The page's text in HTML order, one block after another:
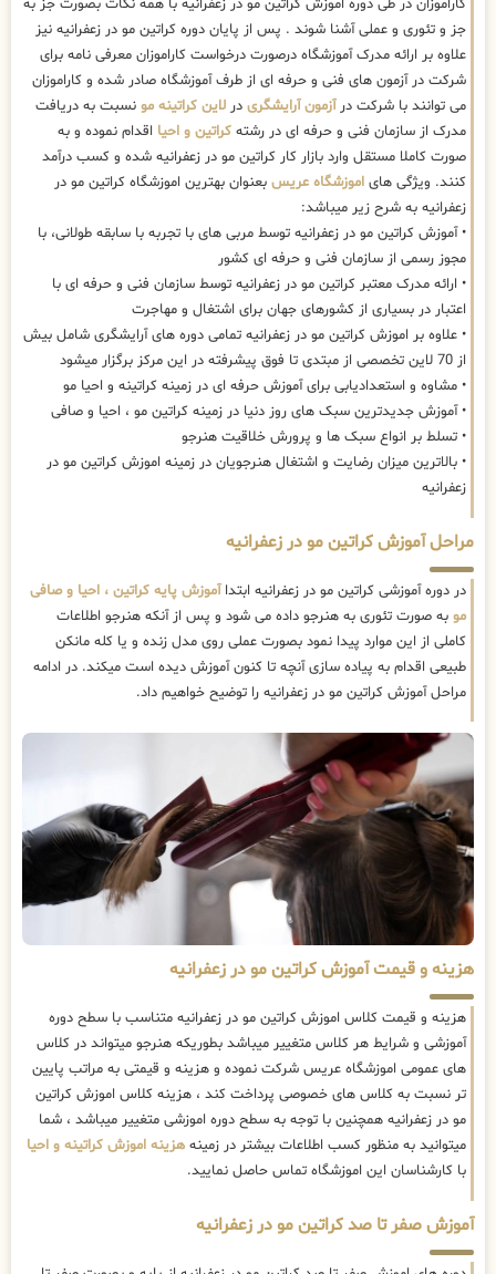
کاراموزان در طی دوره اموزش کراتین مو در زعفرانیه با همه نکات بصورت جز به
جز و تئوری و عملی آشنا شوند . پس از پایان دوره کراتین مو در زعفرانیه نیز
علاوه بر ارائه مدرک آموزشگاه درصورت درخواست کاراموزان معرفی نامه برای
شرکت در آزمون های فنی و حرفه ای از طرف آموزشگاه صادر شده و کاراموزان
می توانند با شرکت درآزمون آرایشگری در لاین کراتینه مو نسبت به دریافت
مدرک از سازمان فنی و حرفه ای در رشته کراتین و احیا اقدام نموده و به
صورت کاملا مستقل وارد بازار کار کراتین مو در زعفرانیه شده و کسب درآمد
کنند. ویژگی های اموزشگاه عریس بعنوان بهترین اموزشگاه کراتین مو در
زعفرانیه به شرح زیر میباشد:
• آموزش کراتین مو در زعفرانیه توسط مربی های با تجربه با سابقه طولانی، با
مجوز رسمی از سازمان فنی و حرفه ای کشور
• ارائه مدرک معتبر کراتین مو در زعفرانیه توسط سازمان فنی و حرفه ای با
اعتبار در بسیاری از کشورهای جهان برای اشتغال و مهاجرت
• علاوه بر اموزش کراتین مو در زعفرانیه تمامی دوره های آرایشگری شامل بیش
از 70 لاین تخصصی از مبتدی تا فوق پیشرفته در این مرکز برگزار میشود
• مشاوه و استعدادیابی برای آموزش حرفه ای در زمینه کراتینه و احیا مو
• آموزش جدیدترین سبک های روز دنیا در زمینه کراتین مو ، احیا و صافی
• تسلط بر انواع سبک ها و پرورش خلاقیت هنرجو
• بالاترین میزان رضایت و اشتغال هنرجویان در زمینه اموزش کراتین مو در
زعفرانیه
مراحل آموزش کراتین مو در زعفرانیه
در دوره آموزشی کراتین مو در زعفرانیه ابتداآموزش پایه کراتین ، احیا و صافی
مو به صورت تئوری به هنرجو داده می شود و پس از آنکه هنرجو اطلاعات
کاملی از این موارد پیدا نمود بصورت عملی روی مدل زنده و یا کله مانکن
طبیعی اقدام به پیاده سازی آنچه تا کنون آموزش دیده است میکند. در ادامه
مراحل آموزش کراتین مو در زعفرانیه را توضیح خواهیم داد.
هزینه و قیمت آموزش کراتین مو در زعفرانیه
هزینه و قیمت کلاس اموزش کراتین مو در زعفرانیه متناسب با سطح دوره
آموزشی و شرایط هر کلاس متغییر میباشد بطوریکه هنرجو میتواند در کلاس
های عمومی اموزشگاه عریس شرکت نموده و هزینه و قیمتی به مراتب پایین
تر نسبت به کلاس های خصوصی پرداخت کند ، هزینه کلاس اموزش کراتین
مو در زعفرانیه همچنین با توجه به سطح دوره اموزشی متغییر میباشد ، شما
میتوانید به منظور کسب اطلاعات بیشتر در زمینه هزینه اموزش کراتینه و احیا
با کارشناسان این اموزشگاه تماس حاصل نمایید.
آموزش صفر تا صد کراتین مو در زعفرانیه